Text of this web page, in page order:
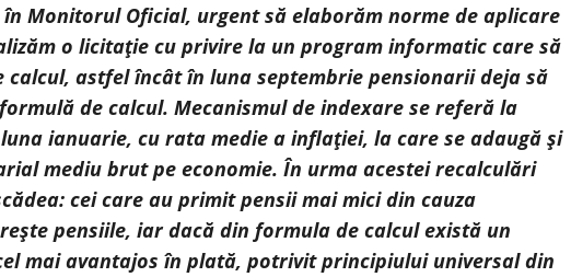
Monitorul Oficial, urgent să elaborăm norme de aplicare
o licitaţie cu privire la un program informatic care să
astfel încât în luna septembrie pensionarii deja să
de calcul. Mecanismul de indexare se referă la
ianuarie, cu rata medie a inflaţiei, la care se adaugă şi
mediu brut pe economie. În urma acestei recalculări
cei care au primit pensii mai mici din cauza
pensiile, iar dacă din formula de calcul există un
mai avantajos în plată, potrivit principiului universal din